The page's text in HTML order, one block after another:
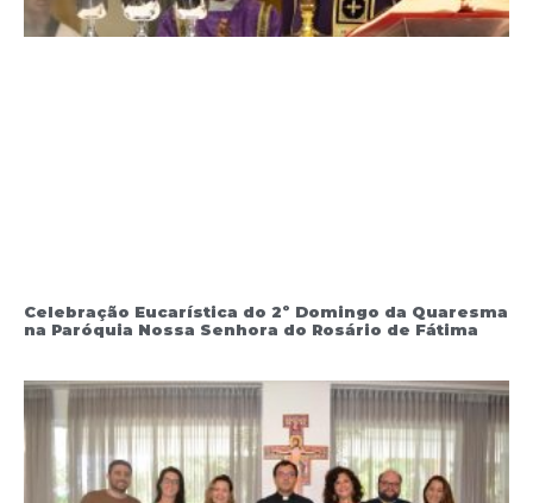
Celebração Eucarística do 2º Domingo da Quaresma
na Paróquia Nossa Senhora do Rosário de Fátima